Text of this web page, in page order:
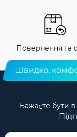
Повернення та
Швидко,
Бажаєте бути в